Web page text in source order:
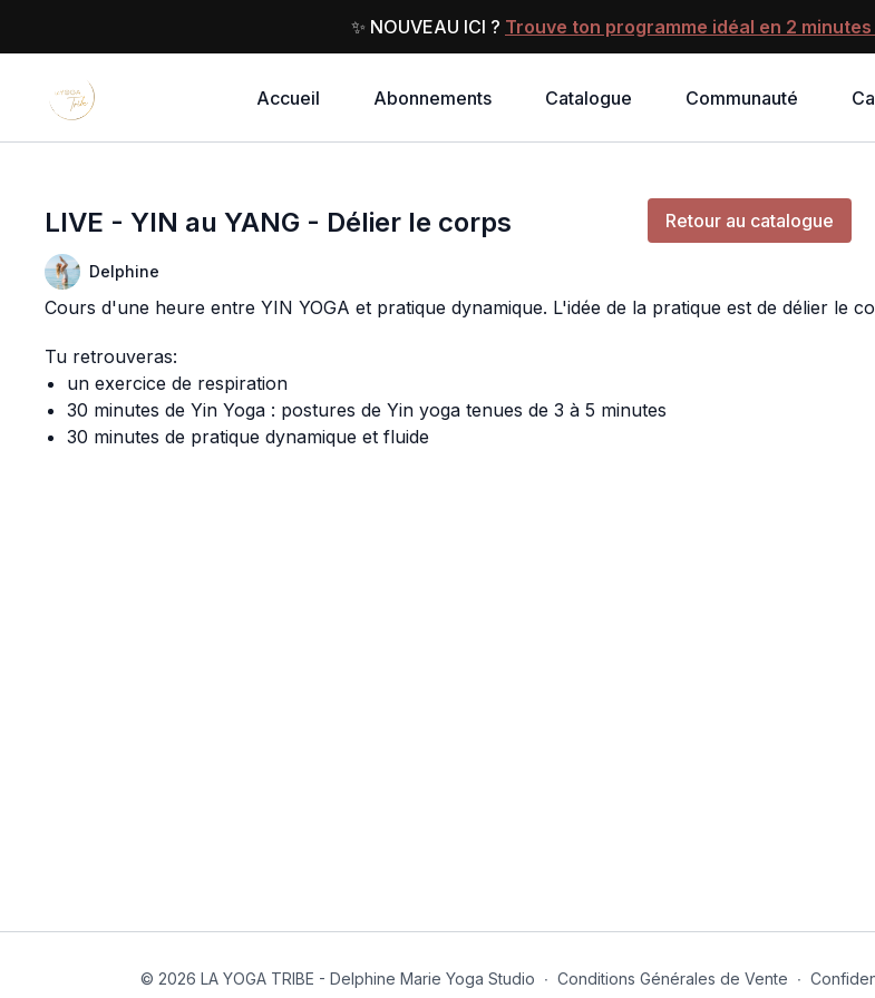
✨ NOUVEAU ICI ? Trouve ton programme idéal en 2
Accueil Abonnements Catalogue Communauté
Retour au catalogue
LIVE - YIN au YANG - Délier le corps
Delphine
Cours d'une heure entre YIN YOGA et pratique dynamique. L'idée de la pratique est de délier le
Tu retrouveras:
un exercice de respiration
30 minutes de Yin Yoga : postures de Yin yoga tenues de 3 à 5 minutes
30 minutes de pratique dynamique et fluide
© 2026 LA YOGA TRIBE - Delphine Marie Yoga Studio ∙ Conditions Générales de Vente ∙